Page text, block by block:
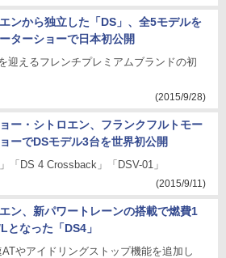
ンから独立した「DS」、全5モデルを
ターショーで日本初公開
迎えるフレンチプレミアムブランドの初
(2015/9/28)
ー・シトロエン、フランクフルトモー
ーでDSモデル3台を世界初公開
」「DS 4 Crossback」「DSV-01」
(2015/9/11)
ン、新パワートレーンの搭載で燃費1
となった「DS4」
やアイドリングストップ機能を追加し